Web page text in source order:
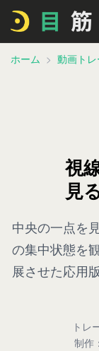
ホーム 動画ト
視
見
中央の一点を
の集中状態を
展させた応用
トレ
制作